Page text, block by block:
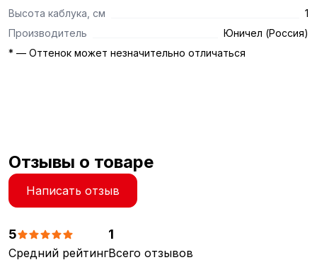
Высота каблука, см
1
Производитель
Юничел (Россия)
* — Оттенок может незначительно отличаться
Отзывы о товаре
Написать отзыв
5
Средний рейтинг
1
Всего отзывов